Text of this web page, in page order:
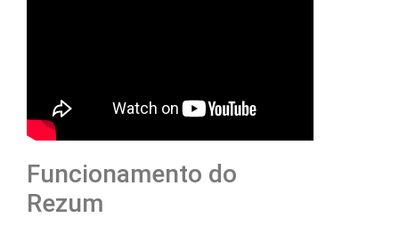
Funcionamento do
Rezum